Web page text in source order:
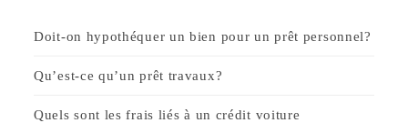
Doit-on hypothéquer un bien pour un prêt personnel?
Qu’est-ce qu’un prêt travaux?
Quels sont les frais liés à un crédit voiture